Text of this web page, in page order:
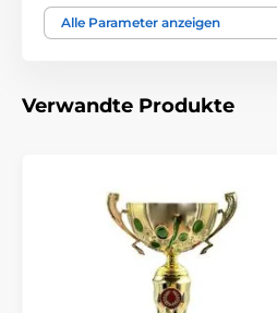
Thema
Emblems
Alle Parameter anzeigen
Verwandte Produkte